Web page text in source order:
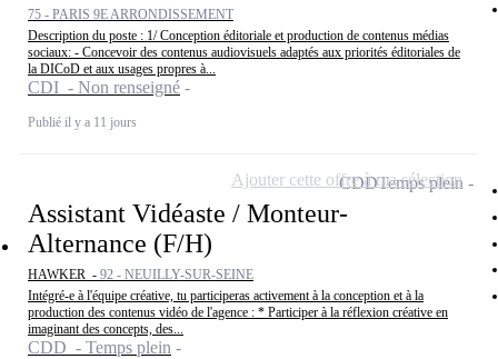
75 - PARIS 9E ARRONDISSEMENT
Description du poste : 1/ Conception éditoriale et production de contenus médias
sociaux: - Concevoir des contenus audiovisuels adaptés aux priorités éditoriales de
la DICoD et aux usages propres à...
CDI - Non renseigné
Publié il y a 11 jours
Assistant Vidéaste / Monteur-
Alternance (F/H)
HAWKER - 92 - NEUILLY-SUR-SEINE
Intégré-e à l'équipe créative, tu participeras activement à la conception et à la
production des contenus vidéo de l'agence : * Participer à la réflexion créative en
imaginant des concepts, des...
CDD - Temps plein
CDDTemps plein
Ajouter cette offre à ma sélection